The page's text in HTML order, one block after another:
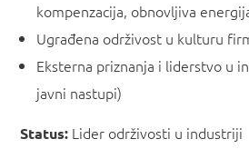
kompenzacija, obnovljiva
Ugrađena održivost u kulturu
Eksterna priznanja i liderstvo u
javni nastupi)
Status: Lider održivosti u industriji